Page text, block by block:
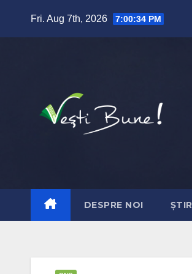
Fri. Aug 7th, 2026
7:00:35 PM
DESPRE NOI